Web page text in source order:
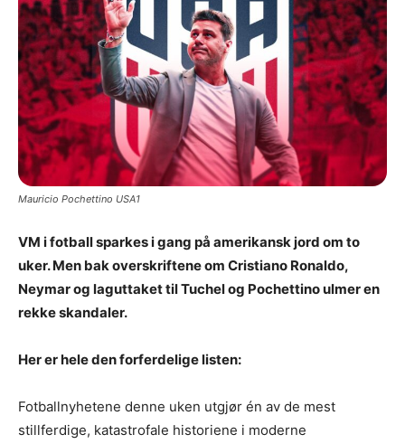
Mauricio Pochettino USA1
VM i fotball sparkes i gang på amerikansk jord om to
uker. Men bak overskriftene om Cristiano Ronaldo,
Neymar og laguttaket til Tuchel og Pochettino ulmer en
rekke skandaler.
Her er hele den forferdelige listen:
Fotballnyhetene denne uken utgjør én av de mest
stillferdige, katastrofale historiene i moderne